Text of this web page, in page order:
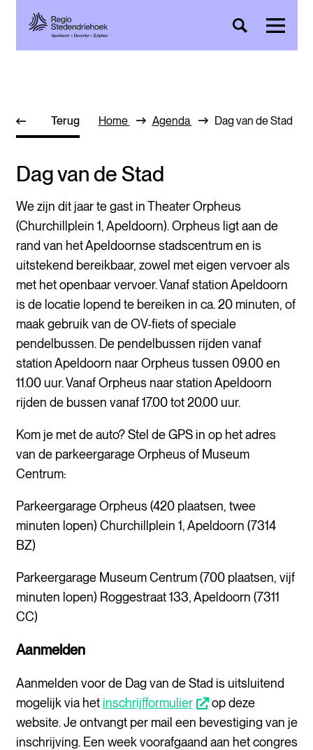
Terug Home Agenda Dag van de Stad
Dag van de Stad
We zijn dit jaar te gast in Theater Orpheus
(Churchillplein 1, Apeldoorn). Orpheus ligt aan de
rand van het Apeldoornse stadscentrum en is
uitstekend bereikbaar, zowel met eigen vervoer als
met het openbaar vervoer. Vanaf station Apeldoorn
is de locatie lopend te bereiken in ca. 20 minuten, of
maak gebruik van de OV-fiets of speciale
pendelbussen. De pendelbussen rijden vanaf
station Apeldoorn naar Orpheus tussen 09.00 en
11.00 uur. Vanaf Orpheus naar station Apeldoorn
rijden de bussen vanaf 17.00 tot 20.00 uur.
Kom je met de auto? Stel de GPS in op het adres
van de parkeergarage Orpheus of Museum
Centrum:
Parkeergarage Orpheus (420 plaatsen, twee
minuten lopen) Churchillplein 1, Apeldoorn (7314
BZ)
Parkeergarage Museum Centrum (700 plaatsen, vijf
minuten lopen) Roggestraat 133, Apeldoorn (7311
CC)
Aanmelden
Aanmelden voor de Dag van de Stad is uitsluitend
mogelijk via hetinschrijfformulier
opent nieuw scherm
op deze
website. Je ontvangt per mail een bevestiging van je
inschrijving. Een week voorafgaand aan het congres